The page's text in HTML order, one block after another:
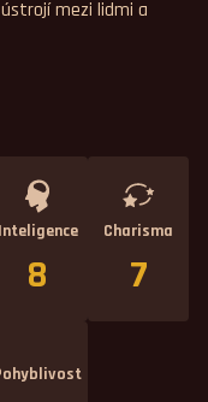
mezi lidmi a
Inteligence
8
Charisma
7